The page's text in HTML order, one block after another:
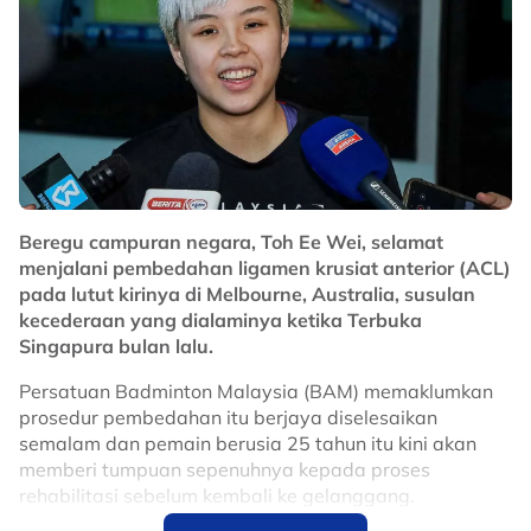
perlumbaan tersebut di bawah perjanjian baharu.
Sebelum ini, beberapa pegawai memaklumkan
bahawa yuran penganjuran MotoGP meningkat antara
10 hingga 15 peratus selepas kontrak terdahulu
diperbaharui pada 2024.
Lanjutan kontrak sehingga 2031 dijangka memberi
memperkukuhkan reputasi negara sebagai destinasi
utama sukan permotoran dunia, selain terus
merancakkan ekonomi menerusi kemasukan pelancong
dan penganjuran acara bertaraf antarabangsa di Litar
Antarabangsa Sepang.
No node context available.
Related Topics
#motoGP
Beregu campuran negara, Toh Ee Wei, selamat
menjalani pembedahan ligamen krusiat anterior (ACL)
pada lutut kirinya di Melbourne, Australia, susulan
kecederaan yang dialaminya ketika Terbuka
Singapura bulan lalu.
Persatuan Badminton Malaysia (BAM) memaklumkan
prosedur pembedahan itu berjaya diselesaikan
semalam dan pemain berusia 25 tahun itu kini akan
memberi tumpuan sepenuhnya kepada proses
rehabilitasi sebelum kembali ke gelanggang.